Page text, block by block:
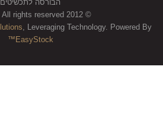
הבורסה לתכשיטים
© 2012 Goldiam. All rights reserved
, Leveraging Technology. Powered By
EasyStock™